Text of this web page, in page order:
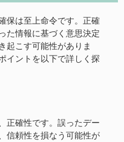
保は至上命令です。正確
た情報に基づく意思決定
起こす可能性がありま
イントを以下で詳しく探
正確性です。誤ったデー
信頼性を損なう可能性が